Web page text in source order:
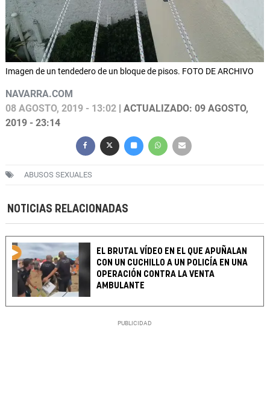
Imagen de un tendedero de un bloque de pisos. FOTO DE ARCHIVO
NAVARRA.COM
08 AGOSTO, 2019 - 13:02 | ACTUALIZADO: 09 AGOSTO,
2019 - 23:14
ABUSOS SEXUALES
NOTICIAS RELACIONADAS
EL BRUTAL VÍDEO EN EL QUE APUÑALAN
CON UN CUCHILLO A UN POLICÍA EN UNA
OPERACIÓN CONTRA LA VENTA
AMBULANTE